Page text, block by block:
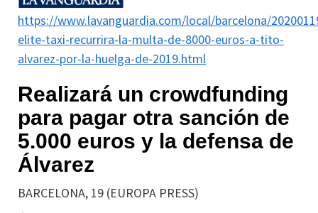
https://www.lavanguardia.com/local/barcelona/
elite-taxi-recurrira-la-multa-de-8000-euros-a-tito-
alvarez-por-la-huelga-de-2019.html
Realizará un crowdfunding
para pagar otra sanción de
5.000 euros y la defensa de
Álvarez
BARCELONA, 19 (EUROPA PRESS)